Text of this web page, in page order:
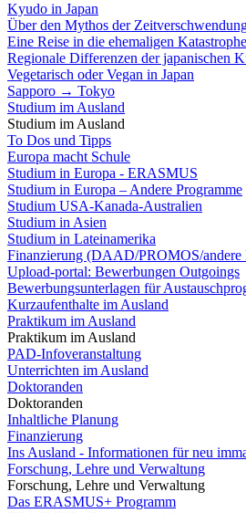
Kyudo in Japan
Über den Mythos der
Eine Reise in die ehemaligen
Regionale Differenzen der japanischen
Vegetarisch oder Vegan in Japan
Sapporo → Tokyo
Studium im Ausland
Studium im Ausland
To Dos und Tipps
Europa macht Schule
Studium in Europa - ERASMUS
Studium in Europa – Andere Programme
Studium USA-Kanada-Australien
Studium in Asien
Studium in Lateinamerika
Finanzierung (DAAD/PROMOS/andere
Upload-portal: Bewerbungen Outgoings
Bewerbungsunterlagen für
Kurzaufenthalte im Ausland
Praktikum im Ausland
Praktikum im Ausland
PAD-Infoveranstaltung
Unterrichten im Ausland
Doktoranden
Doktoranden
Inhaltliche Planung
Finanzierung
Ins Ausland - Informationen für neu
Forschung, Lehre und Verwaltung
Forschung, Lehre und Verwaltung
Das ERASMUS+ Programm